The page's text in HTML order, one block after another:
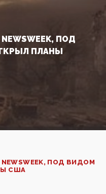
ПОД
ПЛАНЫ
ПОД ВИДОМ
США